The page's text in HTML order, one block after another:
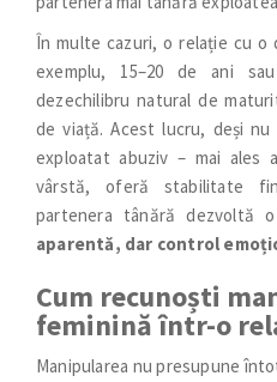
În multe cazuri, o relație cu o
exemplu, 15–20 de ani
dezechilibru natural de
de viață. Acest lucru, deși
exploatat abuziv – mai ales
vârstă, oferă stabilitate
partenera tânără dezvoltă
aparentă, dar control
Cum recunoști
feminină într-o
Manipularea nu presupune